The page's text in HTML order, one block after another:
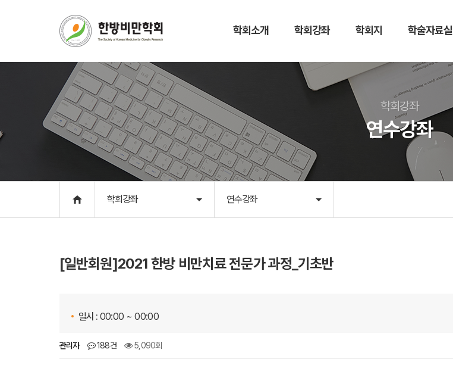
학회소개 학회강좌 학회지 학술자료실
학회소개
인사말
학회개요
학회연혁
학회조직
학회강좌
연수강좌
학술대회
학회앨범
학회일정
학회지
학술자료실
한방비만
세미나자료
뉴스레터
학회강좌
연수강좌
학회강좌 연수강좌
[일반회원]2021 한방 비만치료 전문가 과정_기초반
일시 : 00:00 ~ 00:00
관리자 188건 5,090회